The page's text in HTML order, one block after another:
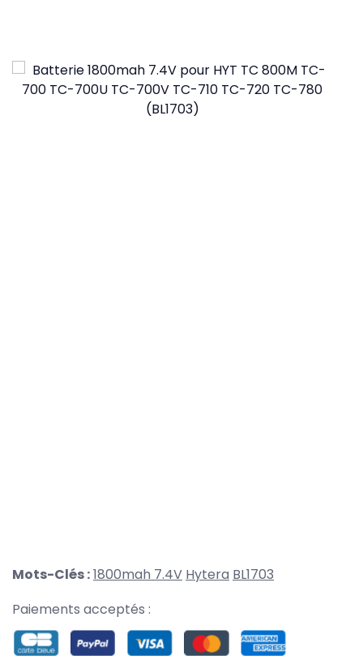
Mots-Clés :1800mah 7.4V Hytera BL1703
Paiements acceptés :